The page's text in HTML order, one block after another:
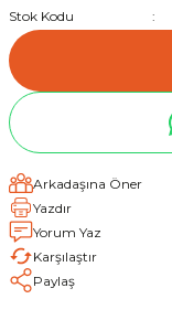
Stok Kodu
Arkadaşına Öner
Yazdır
Yorum Yaz
Karşılaştır
Paylaş